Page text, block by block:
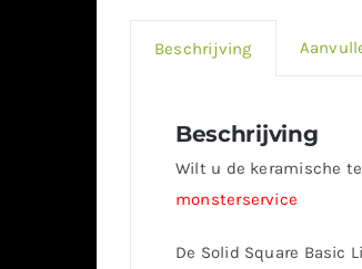
Beschrijving
Beschrijving
Wilt u de keramische
monsterservice
De Solid Square Basic